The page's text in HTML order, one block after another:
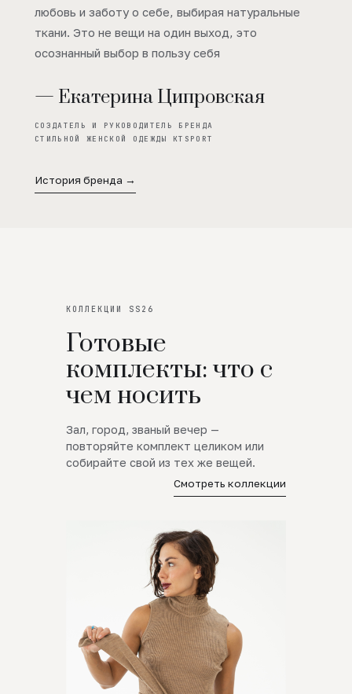
любовь и заботу о себе, выбирая натуральные
ткани. Это не вещи на один выход, это
осознанный выбор в пользу себя
— Екатерина Ципровская
СОЗДАТЕЛЬ И РУКОВОДИТЕЛЬ БРЕНДА
СТИЛЬНОЙ ЖЕНСКОЙ ОДЕЖДЫ KTSPORT
История бренда →
КОЛЛЕКЦИИ SS26
Готовые
комплекты: что с
чем носить
Зал, город, званый вечер —
повторяйте комплект целиком или
собирайте свой из тех же вещей.
Смотреть коллекции